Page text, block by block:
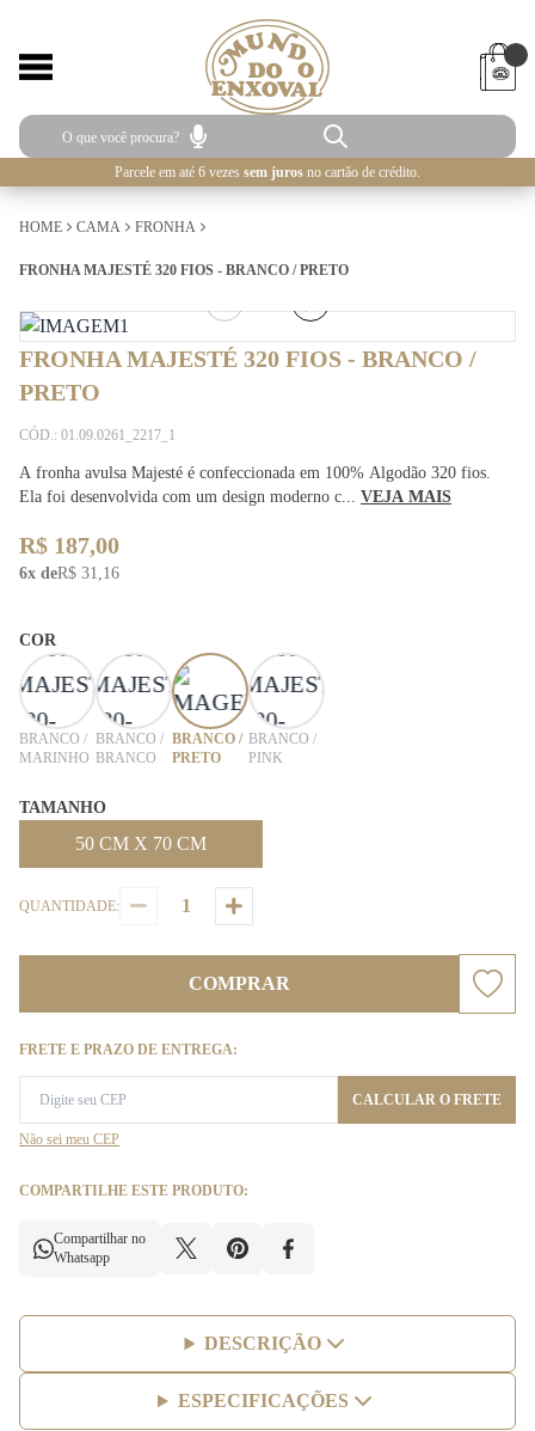
Parcele em até 6 vezes sem juros no cartão de crédito.
HOME CAMA FRONHA
FRONHA MAJESTÉ 320 FIOS - BRANCO / PRETO
FRONHA MAJESTÉ 320 FIOS - BRANCO /
PRETO
CÓD.: 01.09.0261_2217_1
A fronha avulsa Majesté é confeccionada em 100% Algodão 320 fios.
Ela foi desenvolvida com um design moderno c... VEJA MAIS
R$ 187,00
6x deR$ 31,16
COR
BRANCO /
MARINHO
BRANCO /
BRANCO
BRANCO /
PRETO
BRANCO /
PINK
TAMANHO
50 CM X 70 CM
QUANTIDADE:
COMPRAR
FRETE E PRAZO DE ENTREGA:
CALCULAR O FRETE
Não sei meu CEP
COMPARTILHE ESTE PRODUTO:
Compartilhar no
Whatsapp
DESCRIÇÃO
ESPECIFICAÇÕES